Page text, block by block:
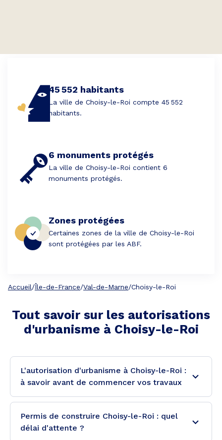
45 552 habitants
La ville de Choisy-le-Roi compte 45 552
habitants.
6 monuments protégés
La ville de Choisy-le-Roi contient 6
monuments protégés.
Zones protégées
Certaines zones de la ville de Choisy-le-Roi
sont protégées par les ABF.
Accueil/Île-de-France/Val-de-Marne/Choisy-le-Roi
Tout savoir sur les autorisations
d'urbanisme à Choisy-le-Roi
L'autorisation d'urbanisme à Choisy-le-Roi :
à savoir avant de commencer vos travaux
Permis de construire Choisy-le-Roi : quel
délai d'attente ?